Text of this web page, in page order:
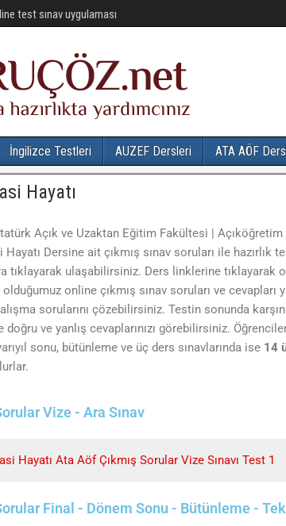
test sınav uygulaması
İngilizce Testleri AUZEF Dersleri ATA AÖF
Hayatı
Açık ve Uzaktan Eğitim Fakültesi | Açıköğretim
Hayatı Dersine ait çıkmış sınav soruları ile hazırlık
tıklayarak ulaşabilirsiniz. Ders linklerine tıklayarak
olduğumuz online çıkmış sınav soruları ve cevapları
sorularını çözebilirsiniz. Testin sonunda
doğru ve yanlış cevaplarınızı görebilirsiniz.
sonu, bütünleme ve üç ders sınavlarında ise 14
Vize - Ara Sınav
Hayatı Ata Aöf Çıkmış Sorular Vize Sınavı Test 1
Final - Dönem Sonu - Bütünleme -